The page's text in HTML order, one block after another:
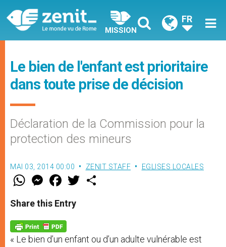
MISSION
FR
Le bien de l'enfant est prioritaire
dans toute prise de décision
Déclaration de la Commission pour la
protection des mineurs
MAI 03, 2014 00:00 ZENIT STAFF EGLISES LOCALES
W
t
s
p
p
M
e
s
e
g
e
r
F
a
e
b
o
k
w
Share this Entry
« Le bien d’un enfant ou d’un adulte vulnérable est